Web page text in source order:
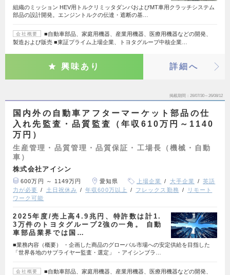
組織のミッション HEV用トルクリミッタダンパおよびMT車用クラッチシステム
部品の設計開発。エンジントルクの伝達・遮断の基…
会社概要
■自動車部品、家庭用機器、産業用機器、医療用機器などの開発、
製造および販売 ■東証プライム上場企業、トヨタグループ中核企業…
興味あり 詳細へ
掲載期間 26/07/30～26/08/12
国内外の自動車アフターマーケット部品の仕
入れ先監査・品質監査（年収610万円～1140
万円）
生産管理・品質管理・品質保証・工場長（機械・自動
車）
株式会社アイシン
600万円 ～ 1149万円 愛知県 上場企業 大手企業
英語
力が必要
土日祝休み 年収600万以上 フレックス勤務
リモート
ワーク可能
2025年度/売上高4.9兆円、特許数は計1.
3万件のトヨタグループ2強の一角。 自動
車部品業界では国…
■業務内容（概要） ・企画した商品のグローバル市場への安定供給を目指した
「世界各地のサプライヤー監査・選定」 ・アイシンブラ…
会社概要
■自動車部品、家庭用機器、産業用機器、医療用機器などの開発、